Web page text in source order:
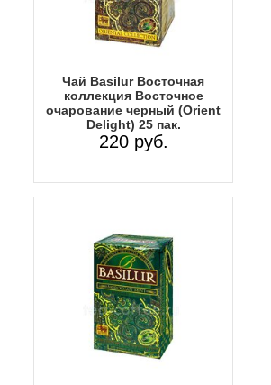
Чай Basilur Восточная
коллекция Восточное
очарование черный (Orient
Delight) 25 пак.
220 руб.